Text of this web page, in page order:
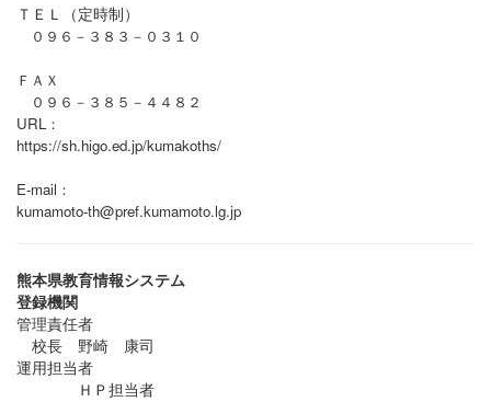
ＴＥＬ（定時制）
０９６－３８３－０３１０
ＦＡＸ
０９６－３８５－４４８２
URL：
https://sh.higo.ed.jp/kumakoths/
E-mail：
kumamoto-th@pref.kumamoto.lg.jp
熊本県教育情報システム
登録機関
管理責任者
校長 野崎 康司
運用担当者
ＨＰ担当者